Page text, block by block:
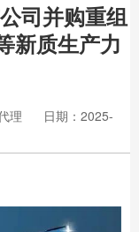
司并购重组
新质生产力
理
日期：2025-